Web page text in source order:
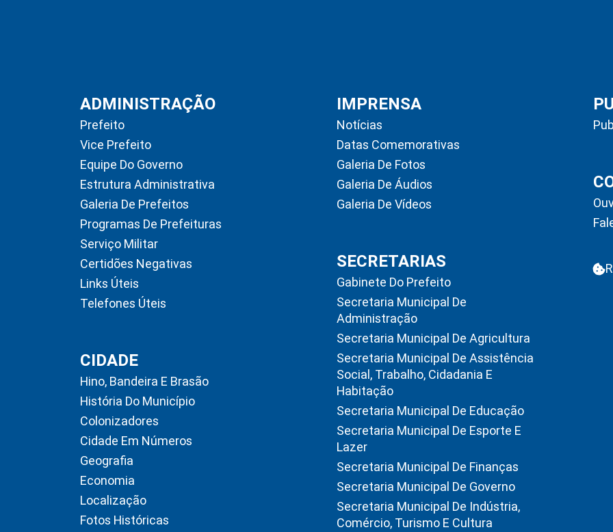
ADMINISTRAÇÃO
Prefeito
Vice Prefeito
Equipe Do Governo
Estrutura Administrativa
Galeria De Prefeitos
Programas De Prefeituras
Serviço Militar
Certidões Negativas
Links Úteis
Telefones Úteis
CIDADE
Hino, Bandeira E Brasão
História Do Município
Colonizadores
Cidade Em Números
Geografia
Economia
Localização
Fotos Históricas
IMPRENSA
Notícias
Datas Comemorativas
Galeria De Fotos
Galeria De Áudios
Galeria De Vídeos
SECRETARIAS
Gabinete Do Prefeito
Secretaria Municipal De
Administração
Secretaria Municipal De Agricultura
Secretaria Municipal De Assistência
Social, Trabalho, Cidadania E
Habitação
Secretaria Municipal De Educação
Secretaria Municipal De Esporte E
Lazer
Secretaria Municipal De Finanças
Secretaria Municipal De Governo
Secretaria Municipal De Indústria,
Comércio, Turismo E Cultura